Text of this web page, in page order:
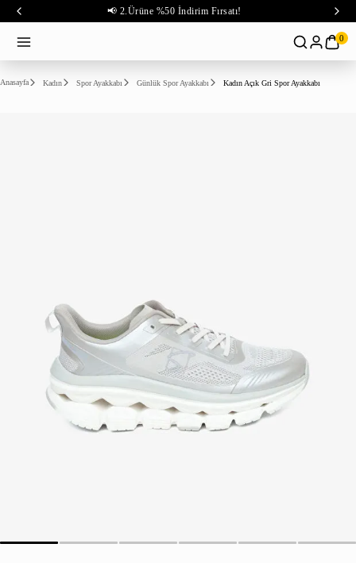
📢 2.Ürüne %50 İndirim Fırsatı!
0
Anasayfa Kadın Spor Ayakkabı Günlük Spor Ayakkabı Kadın Açık Gri Spor Ayakkabı